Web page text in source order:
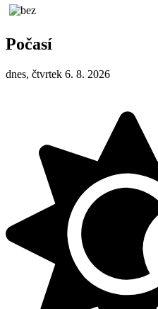
Počasí
dnes, čtvrtek 6. 8. 2026